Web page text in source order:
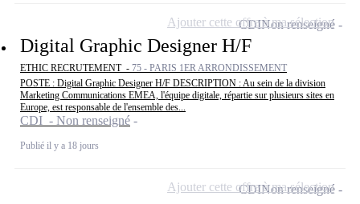
Digital Graphic Designer H/F
ETHIC RECRUTEMENT - 75 - PARIS 1ER ARRONDISSEMENT
POSTE : Digital Graphic Designer H/F DESCRIPTION : Au sein de la division
Marketing Communications EMEA, l'équipe digitale, répartie sur plusieurs sites en
Europe, est responsable de l'ensemble des...
CDI - Non renseigné
Publié il y a 18 jours
CDINon renseigné
Ajouter cette offre à ma sélection
CDINon renseigné
Ajouter cette offre à ma sélection